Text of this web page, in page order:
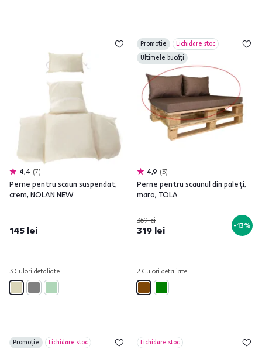
4,4 7
Perne pentru scaun suspendat,
crem, NOLAN NEW
145 lei
3 Culori detaliate
Promoție
Lichidare stoc
Ultimele bucăți
4,9 3
Perne pentru scaunul din paleţi,
maro, TOLA
369 lei
319 lei -13%
2 Culori detaliate
Promoție Lichidare stoc Lichidare stoc